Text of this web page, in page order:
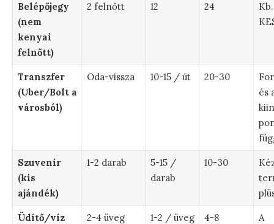
Belépőjegy
(nem
kenyai
felnőtt)
2 felnőtt 12 24
Transzfer
(Uber/Bolt a
városból)
Oda-vissza 10-15 / út 20-30
és
Szuvenír
(kis
ajándék)
1-2 darab
5-15 /
darab
10-30
Üdítő/víz 2-4 üveg 1-2 / üveg 4-8 A